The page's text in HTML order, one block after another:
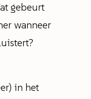
gebeurt
wanneer
in het